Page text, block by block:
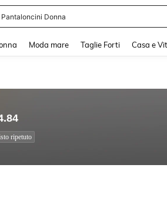
Pantaloncini Donna
Moda mare Taglie Forti Casa e
ripetuto